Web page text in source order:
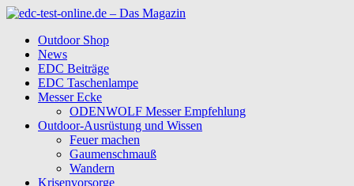
Outdoor Shop
News
EDC Beiträge
EDC Taschenlampe
Messer Ecke
ODENWOLF Messer Empfehlung
Outdoor-Ausrüstung und Wissen
Feuer machen
Gaumenschmauß
Wandern
Krisenvorsorge